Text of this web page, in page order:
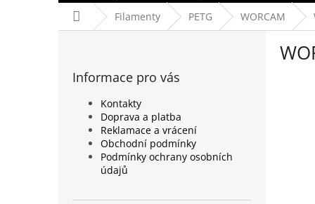
Domů Filamenty PETG WORCAM
Informace pro vás
Kontakty
Doprava a platba
Reklamace a vrácení
Obchodní podmínky
Podmínky ochrany osobních
údajů